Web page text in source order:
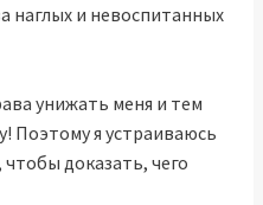
наглых и невоспитанных
унижать меня и тем
Поэтому я устраиваюсь
доказать, чего